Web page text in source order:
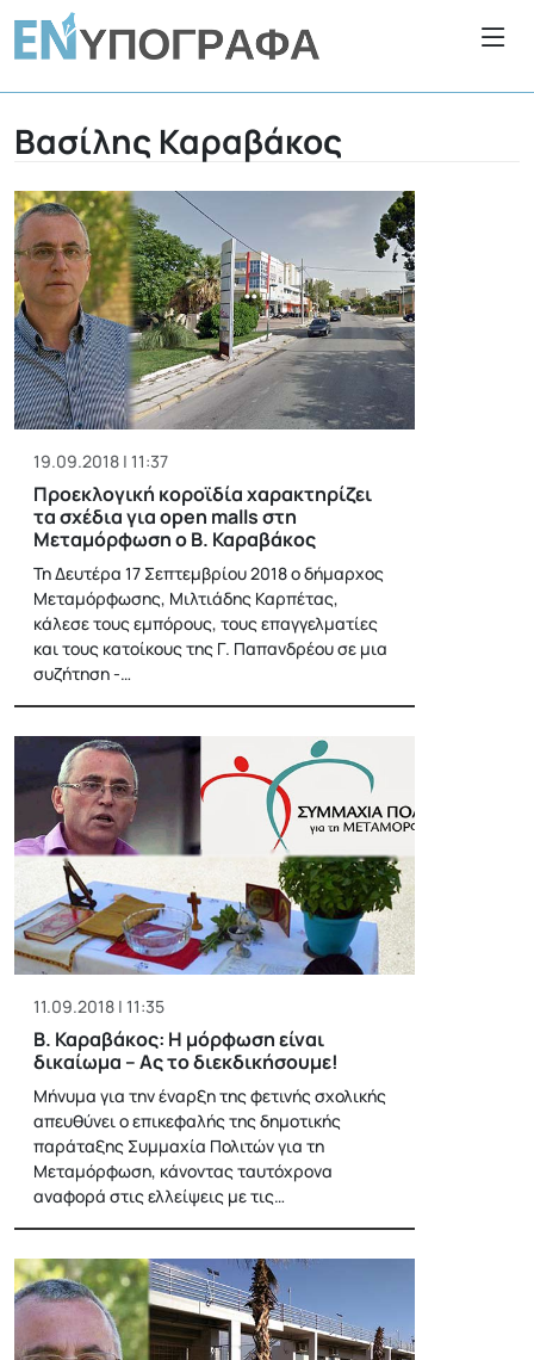
Βασίλης Καραβάκος
19.09.2018 | 11:37
Προεκλογική κοροϊδία χαρακτηρίζει
τα σχέδια για open malls στη
Μεταμόρφωση ο Β. Καραβάκος
Τη Δευτέρα 17 Σεπτεμβρίου 2018 ο δήμαρχος
Μεταμόρφωσης, Μιλτιάδης Καρπέτας,
κάλεσε τους εμπόρους, τους επαγγελματίες
και τους κατοίκους της Γ. Παπανδρέου σε μια
συζήτηση -…
11.09.2018 | 11:35
Β. Καραβάκος: Η μόρφωση είναι
δικαίωμα – Ας το διεκδικήσουμε!
Μήνυμα για την έναρξη της φετινής σχολικής
απευθύνει ο επικεφαλής της δημοτικής
παράταξης Συμμαχία Πολιτών για τη
Μεταμόρφωση, κάνοντας ταυτόχρονα
αναφορά στις ελλείψεις με τις…